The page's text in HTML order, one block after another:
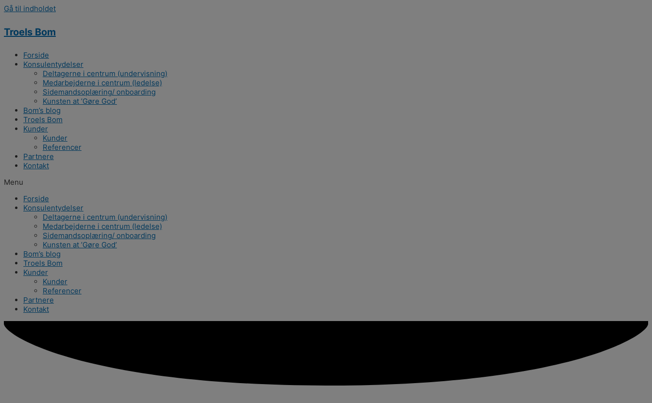
Gå til indholdet
Troels Bom
Forside
Konsulentydelser
Deltagerne i centrum (undervisning)
Medarbejderne i centrum (ledelse)
Sidemandsoplæring/ onboarding
Kunsten at ’Gøre God’
Bom’s blog
Troels Bom
Kunder
Kunder
Referencer
Partnere
Kontakt
Menu
Forside
Konsulentydelser
Deltagerne i centrum (undervisning)
Medarbejderne i centrum (ledelse)
Sidemandsoplæring/ onboarding
Kunsten at ’Gøre God’
Bom’s blog
Troels Bom
Kunder
Kunder
Referencer
Partnere
Kontakt